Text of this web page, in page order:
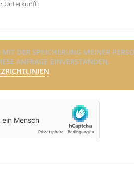
DER SPEICHERUNG MEINER
ANFRAGE EINVERSTANDEN.